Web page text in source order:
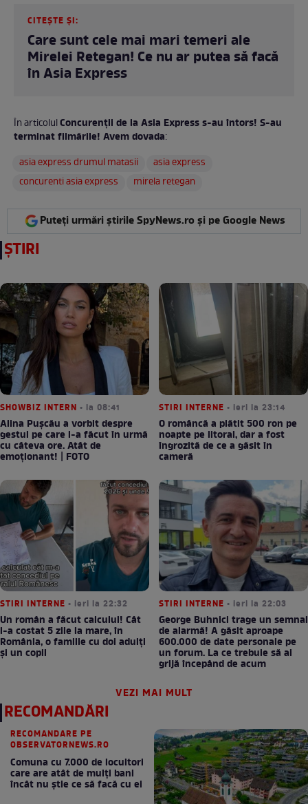
CITEȘTE ȘI:
Care sunt cele mai mari temeri ale
Mirelei Retegan! Ce nu ar putea să facă
în Asia Express
În articolulConcurenții de la Asia Express s-au întors! S-au
terminat filmările! Avem dovada:
asia express drumul matasii
asia express
concurenti asia express
mirela retegan
Puteți urmări știrile SpyNews.ro și pe Google News
ȘTIRI
SHOWBIZ INTERN • la 08:41
Alina Pușcău a vorbit despre
gestul pe care l-a făcut în urmă
cu câteva ore. Atât de
emoționant! | FOTO
STIRI INTERNE • ieri la 23:14
O româncă a plătit 500 ron pe
noapte pe litoral, dar a fost
îngrozită de ce a găsit în
cameră
STIRI INTERNE • ieri la 22:32
Un român a făcut calculul! Cât
l-a costat 5 zile la mare, în
România, o familie cu doi adulți
și un copil
STIRI INTERNE • ieri la 22:03
George Buhnici trage un semnal
de alarmă! A găsit aproape
600.000 de date personale pe
un forum. La ce trebuie să ai
grijă începând de acum
VEZI MAI MULT
RECOMANDĂRI
RECOMANDARE PE
OBSERVATORNEWS.RO
Comuna cu 7.000 de locuitori
care are atât de mulți bani
încât nu știe ce să facă cu ei